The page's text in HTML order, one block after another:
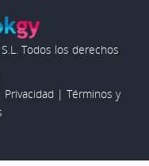
Todos los derechos
Privacidad | Términos y